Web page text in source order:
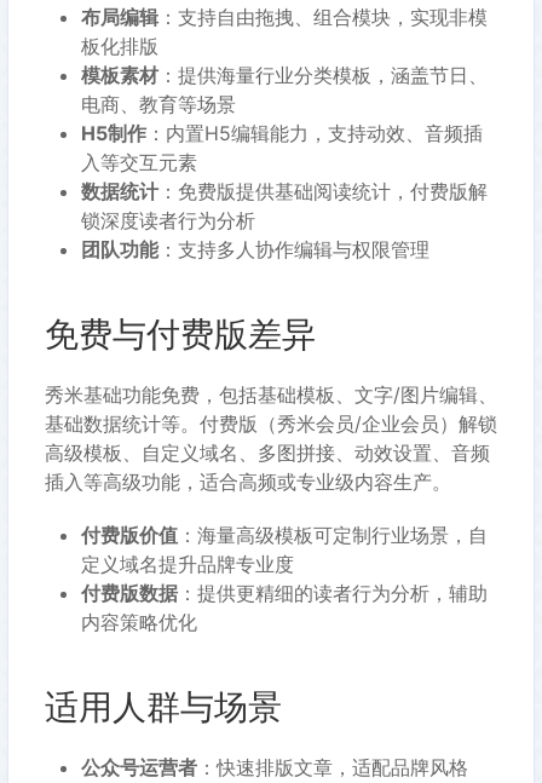
布局编辑 ：支持自由拖拽、组合模块，实现非模
板化排版
模板素材 ：提供海量行业分类模板，涵盖节日、
电商、教育等场景
H5制作 ：内置H5编辑能力，支持动效、音频插
入等交互元素
数据统计 ：免费版提供基础阅读统计，付费版解
锁深度读者行为分析
团队功能：支持多人协作编辑与权限管理
免费与付费版差异
秀米基础功能免费，包括基础模板、文字/图片编辑、
基础数据统计等。付费版（秀米会员/企业会员）解锁
高级模板、自定义域名、多图拼接、动效设置、音频
插入等高级功能，适合高频或专业级内容生产。
付费版价值 ：海量高级模板可定制行业场景，自
定义域名提升品牌专业度
付费版数据 ：提供更精细的读者行为分析，辅助
内容策略优化
适用人群与场景
公众号运营者 ：快速排版文章，适配品牌风格